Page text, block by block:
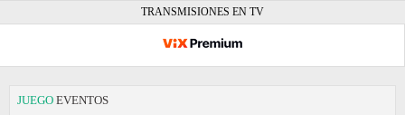
TRANSMISIONES EN TV
JUEGO EVENTOS